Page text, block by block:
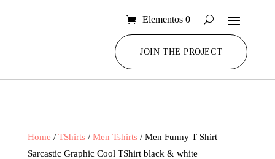
Elementos 0
JOIN THE PROJECT
Home / TShirts/ Men Tshirts/ Men Funny T Shirt
Sarcastic Graphic Cool TShirt black & white